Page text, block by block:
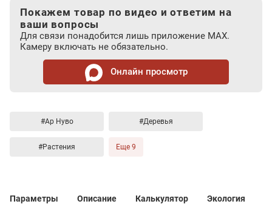
Покажем товар по видео и ответим на
ваши вопросы
Для связи понадобится лишь приложение MAX.
Камеру включать не обязательно.
Онлайн просмотр
#Ар Нуво #Деревья
#Растения Еще 9
Параметры Описание Калькулятор Экология